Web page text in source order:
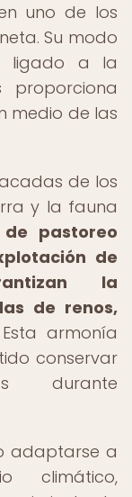
uno de los
Su modo
ligado a la
medio de las
de los
y la fauna
pastoreo
de
la
de renos,
Esta armonía
conservar
durante
adaptarse a
climático,